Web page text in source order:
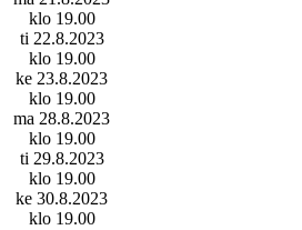
klo 19.00
ti 22.8.2023
klo 19.00
ke 23.8.2023
klo 19.00
ma 28.8.2023
klo 19.00
ti 29.8.2023
klo 19.00
ke 30.8.2023
klo 19.00